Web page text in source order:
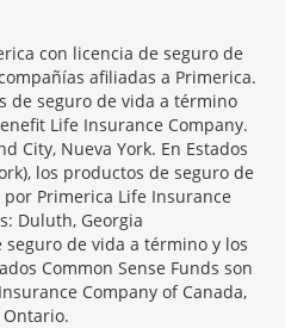
con licencia de seguro de
afiliadas a Primerica.
de seguro de vida a término
Life Insurance Company.
City, Nueva York. En Estados
los productos de seguro de
Primerica Life Insurance
Duluth, Georgia
seguro de vida a término y los
Common Sense Funds son
Company of Canada,